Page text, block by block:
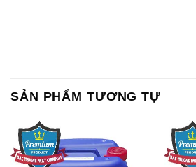
SẢN PHẨM TƯƠNG TỰ